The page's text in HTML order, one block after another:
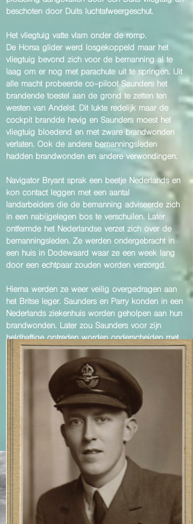
beschoten door Duits luchtafweergeschut.
Het vliegtuig vatte vlam onder de romp.
De Horsa glider werd losgekoppeld maar het
vliegtuig bevond zich voor de bemanning al te
laag om er nog met parachute uit te springen. Uit
alle macht probeerde co-piloot Saunders het
brandende toestel aan de grond te zetten ten
westen van Andelst. Dit lukte redelijk maar de
cockpit brandde hevig en Saunders moest het
vliegtuig bloedend en met zware brandwonden
verlaten. Ook de andere bemanningsleden
hadden brandwonden en andere verwondingen.
Navigator Bryant sprak een beetje Nederlands en
kon contact leggen met een aantal
landarbeiders die de bemanning adviseerde zich
in een nabijgelegen bos te verschuilen. Later
ontfermde het Nederlandse verzet zich over de
bemanningsleden. Ze werden ondergebracht in
een huis in Dodewaard waar ze een week lang
door een echtpaar zouden worden verzorgd.
Hierna werden ze weer veilig overgedragen aan
het Britse leger. Saunders en Parry konden in een
Nederlands ziekenhuis worden geholpen aan hun
brandwonden. Later zou Saunders voor zijn
heldhaftige optreden worden onderscheiden met
een Distinguished Flying Cross.
Meer bijzonderheden over deze crash vind
het persoonlijke levensverhaal van
Trevor